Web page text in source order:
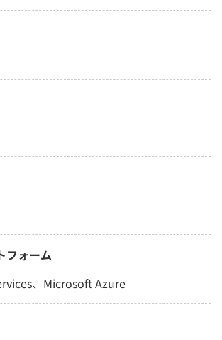
フォーム
、Microsoft Azure